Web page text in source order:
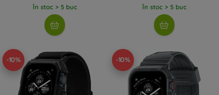
În stoc > 5 buc În stoc > 5 buc
-10% -10%